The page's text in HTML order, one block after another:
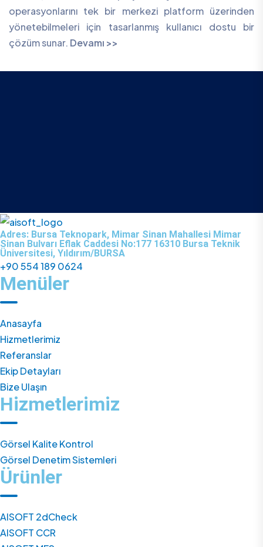
operasyonlarını tek bir merkezi platform üzerinden
yönetebilmeleri için tasarlanmış kullanıcı dostu bir
çözüm sunar. Devamı >>
Adres: Bursa Teknopark, Mimar Sinan Mahallesi Mimar
Sinan Bulvarı Eflak Caddesi No:177 16310 Bursa Teknik
Üniversitesi, Yıldırım/BURSA
+90 554 189 0624
Menüler
Anasayfa
Hizmetlerimiz
Referanslar
Ekip Detayları
Bize Ulaşın
Hizmetlerimiz
Görsel Kalite Kontrol
Görsel Denetim Sistemleri
Ürünler
AISOFT 2dCheck
AISOFT CCR